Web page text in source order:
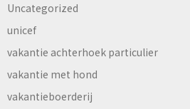
Uncategorized
unicef
vakantie achterhoek particulier
vakantie met hond
vakantieboerderij